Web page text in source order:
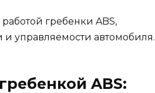
гребенки ABS,
и управляемости автомобиля.
ABS: